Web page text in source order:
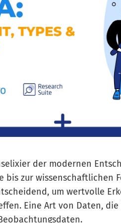
der modernen
bis zur wissenschaftlichen
um wertvolle
Eine Art von Daten,